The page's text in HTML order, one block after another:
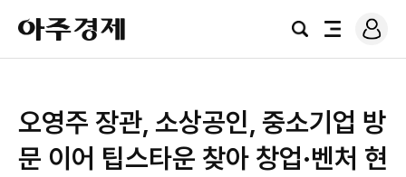
아
주
경
검
전
로
그
오영주 장관, 소상공인, 중소기업 방
문 이어 팁스타운 찾아 창업·벤처 현